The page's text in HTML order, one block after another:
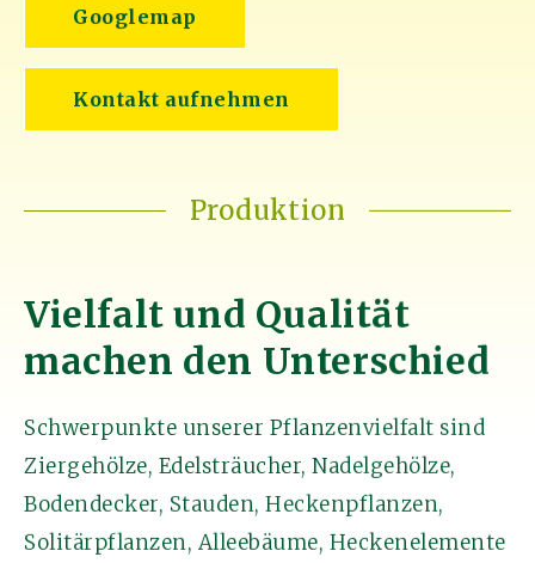
Googlemap
Kontakt aufnehmen
Produktion
Vielfalt und Qualität
machen den Unterschied
Schwerpunkte unserer Pflanzenvielfalt sind
Ziergehölze, Edelsträucher, Nadelgehölze,
Bodendecker, Stauden, Heckenpflanzen,
Solitärpflanzen, Alleebäume, Heckenelemente